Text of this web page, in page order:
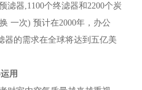
滤器,1100个终滤器和2200个炭
一次) 预计在2000年，办公
器的需求在全球将达到五亿美
运用